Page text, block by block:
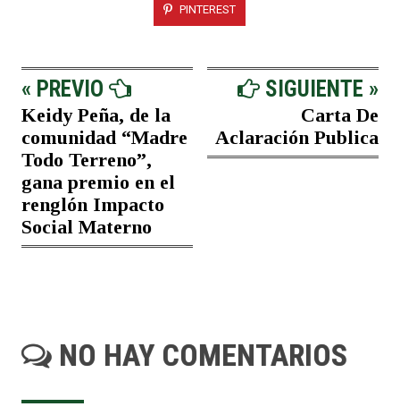
PINTEREST
« PREVIO
Keidy Peña, de la
comunidad “Madre
Todo Terreno”,
gana premio en el
renglón Impacto
Social Materno
SIGUIENTE »
Carta De
Aclaración Publica
NO HAY COMENTARIOS